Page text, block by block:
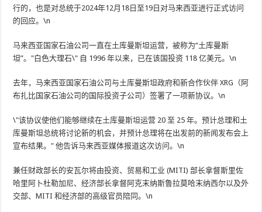
行的，也是对总统于2024年12月18日至19日对马来西亚进行正式访问
的回应。\n
马来西亚国家石油公司一直在土库曼斯坦运营，被称为“土库曼斯
坦”。"白色大理石\" 自 1996 年以来，已在该国投资 118 亿美元。\n
去年，马来西亚国家石油公司与土库曼斯坦政府和新合作伙伴 XRG（阿
布扎比国家石油公司的国际投资子公司）签署了一项新协议。\n
\"该协议使他们能够继续在土库曼斯坦运营 20 至 25 年。预计总理和土
库曼斯坦总统将讨论新的机会，并预计总理将在出发前的新闻发布会上
宣布结果。" 他告诉马来西亚媒体报道这次访问。\n
兼任财政部长的安瓦尔将由投资、贸易和工业 (MITI) 部长拿​​督斯里佐
哈里阿卜杜勒加尼、经济部长拿督阿克末纳斯鲁拉莫哈末纳西尔以及外
交部、MITI 和经济部的高级官员陪同。\n